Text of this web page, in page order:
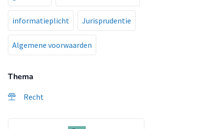
informatieplicht Jurisprudentie
Algemene voorwaarden
Thema
Recht